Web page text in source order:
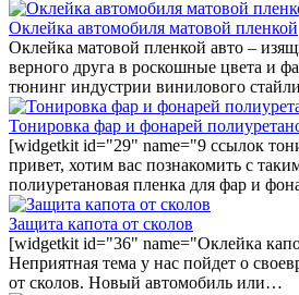
Оклейка автомобиля матовой пленкой
Оклейка матовой пленкой авто –
верного друга в роскошные цвета и
тюнинг индустрии винилового
Тонировка фар и фонарей
[widgetkit id="29" name="9 ссылок
привет, хотим вас познакомить с
полиуретановая пленка для фар и
Защита капота от сколов
[widgetkit id="36" name="Оклейка
Неприятная тема у нас пойдет о
от сколов. Новый автомобиль или…